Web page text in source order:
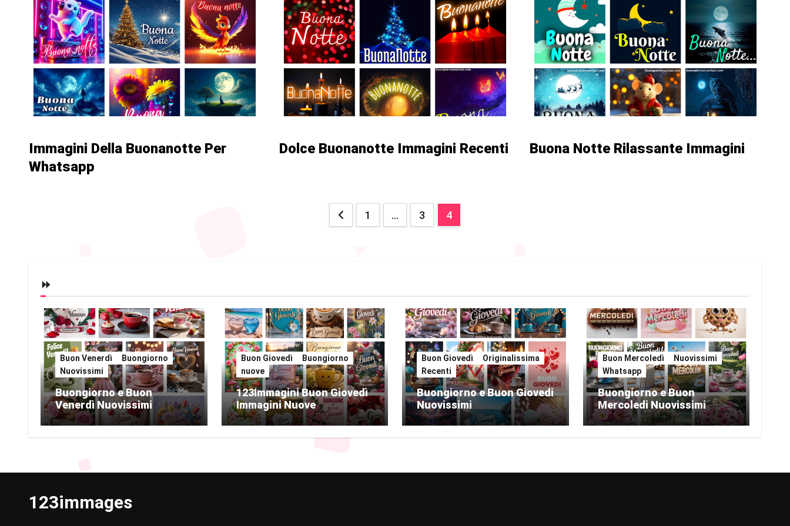
Immagini Della Buonanotte Per
Whatsapp
Dolce Buonanotte Immagini Recenti Buona Notte Rilassante Immagini
Posts
1 … 3 4
⏩
Buon Venerdì
Buongiorno
Nuovissimi
Buongiorno e Buon
Venerdì Nuovissimi
Buon Giovedì
Buongiorno
nuove
123Immagini Buon Giovedì
Immagini Nuove
Buon Giovedì
Originalissima
Recenti
Buongiorno e Buon Giovedi
Nuovissimi
Buon Mercoledì
Nuovissimi
Whatsapp
Buongiorno e Buon
Mercoledi Nuovissimi
123immages